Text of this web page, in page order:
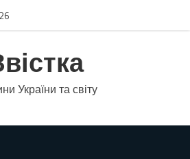
України та світу